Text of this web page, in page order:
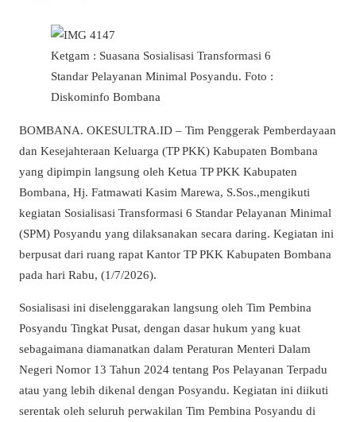
Ketgam : Suasana Sosialisasi Transformasi 6
Standar Pelayanan Minimal Posyandu. Foto :
Diskominfo Bombana
BOMBANA. OKESULTRA.ID – Tim Penggerak Pemberdayaan
dan Kesejahteraan Keluarga (TP PKK) Kabupaten Bombana
yang dipimpin langsung oleh Ketua TP PKK Kabupaten
Bombana, Hj. Fatmawati Kasim Marewa, S.Sos.,mengikuti
kegiatan Sosialisasi Transformasi 6 Standar Pelayanan Minimal
(SPM) Posyandu yang dilaksanakan secara daring. Kegiatan ini
berpusat dari ruang rapat Kantor TP PKK Kabupaten Bombana
pada hari Rabu, (1/7/2026).
Sosialisasi ini diselenggarakan langsung oleh Tim Pembina
Posyandu Tingkat Pusat, dengan dasar hukum yang kuat
sebagaimana diamanatkan dalam Peraturan Menteri Dalam
Negeri Nomor 13 Tahun 2024 tentang Pos Pelayanan Terpadu
atau yang lebih dikenal dengan Posyandu. Kegiatan ini diikuti
serentak oleh seluruh perwakilan Tim Pembina Posyandu di